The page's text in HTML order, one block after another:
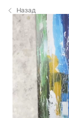
Назад